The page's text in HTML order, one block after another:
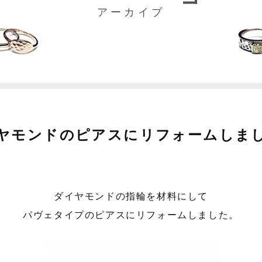
アーカイブ
モンドのピアスにリフォームしま
ダイヤモンドの指輪を材料にして
パヴェタイプのピアスにリフォームしました。